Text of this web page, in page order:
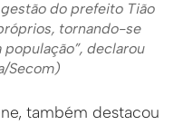
do prefeito Tião
tornando-se
população”, declarou
Secom)
também destacou